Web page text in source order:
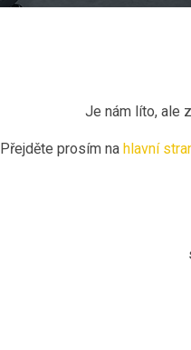
Je nám líto, ale
Přejděte prosím na hlavní